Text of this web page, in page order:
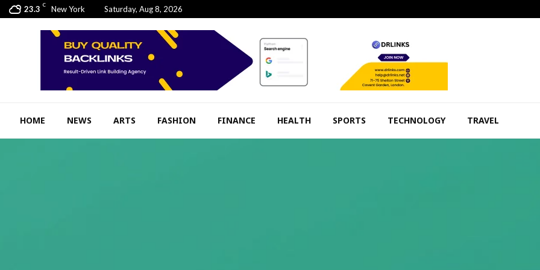
23.3 C New York Saturday, Aug 8, 2026
HOME NEWS ARTS FASHION FINANCE HEALTH SPORTS TECHNOLOGY TRAVEL